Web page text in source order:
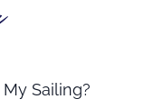
Sailing?